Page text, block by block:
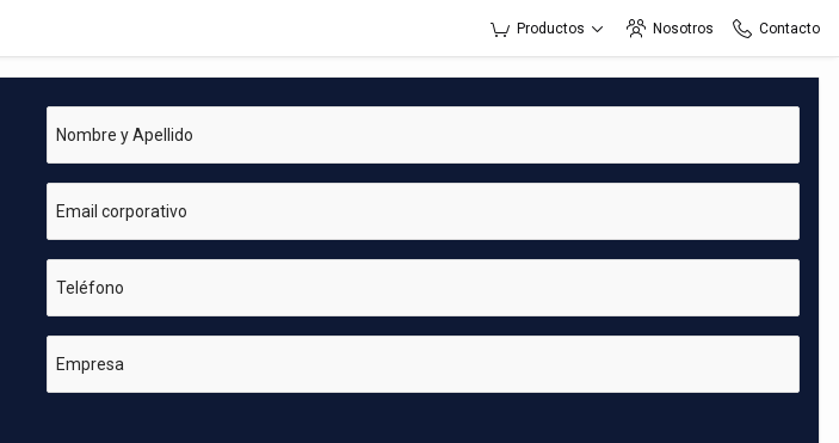
Productos Nosotros Contacto
Nombre y Apellido
Email corporativo
Teléfono
Empresa